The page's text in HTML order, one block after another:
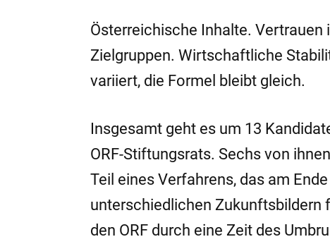
Österreichische Inhalte.
Zielgruppen. Wirtschaftliche
variiert, die Formel bleibt gleich.
Insgesamt geht es um 13
ORF-Stiftungsrats. Sechs von
Teil eines Verfahrens, das am
unterschiedlichen Zukunftsbildern
den ORF durch eine Zeit des